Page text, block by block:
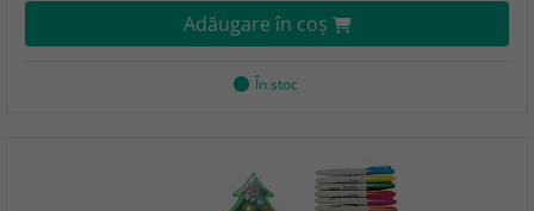
Adăugare în coş
În stoc